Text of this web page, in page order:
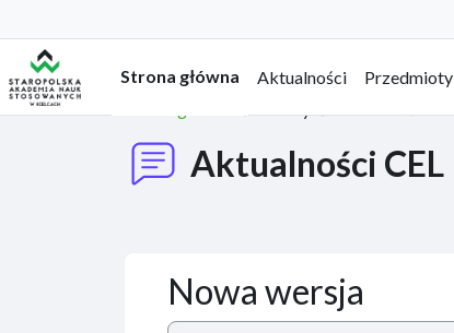
Przejdź do głównej zawartości
Strona główna
Aktualności Przedmioty
Aktualności CEL
Nowa wersja